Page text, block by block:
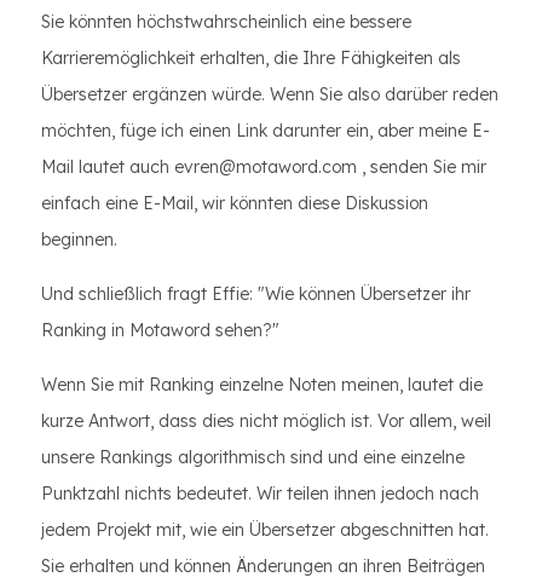
Sie könnten höchstwahrscheinlich eine bessere
Karrieremöglichkeit erhalten, die Ihre Fähigkeiten als
Übersetzer ergänzen würde. Wenn Sie also darüber reden
möchten, füge ich einen Link darunter ein, aber meine E-
Mail lautet auch evren@motaword.com , senden Sie mir
einfach eine E-Mail, wir könnten diese Diskussion
beginnen.
Und schließlich fragt Effie: "Wie können Übersetzer ihr
Ranking in Motaword sehen?"
Wenn Sie mit Ranking einzelne Noten meinen, lautet die
kurze Antwort, dass dies nicht möglich ist. Vor allem, weil
unsere Rankings algorithmisch sind und eine einzelne
Punktzahl nichts bedeutet. Wir teilen ihnen jedoch nach
jedem Projekt mit, wie ein Übersetzer abgeschnitten hat.
Sie erhalten und können Änderungen an ihren Beiträgen